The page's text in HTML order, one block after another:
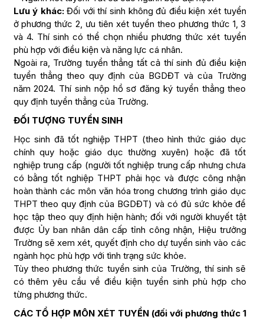
Lưu ý khác:Đối với thí sinh không đủ điều kiện xét tuyển
ở phương thức 2, ưu tiên xét tuyển theo phương thức 1, 3
và 4. Thí sinh có thể chọn nhiều phương thức xét tuyển
phù hợp với điều kiện và năng lực cá nhân.
Ngoài ra, Trường tuyển thẳng tất cả thí sinh đủ điều kiện
tuyển thẳng theo quy định của BGDĐT và của Trường
năm 2024. Thí sinh nộp hồ sơ đăng ký tuyển thẳng theo
quy định tuyển thẳng của Trường.
ĐỐI TƯỢNG TUYỂN SINH
Học sinh đã tốt nghiệp THPT (theo hình thức giáo dục
chính quy hoặc giáo dục thường xuyên) hoặc đã tốt
nghiệp trung cấp (người tốt nghiệp trung cấp nhưng chưa
có bằng tốt nghiệp THPT phải học và được công nhận
hoàn thành các môn văn hóa trong chương trình giáo dục
THPT theo quy định của BGDĐT) và có đủ sức khỏe để
học tập theo quy định hiện hành; đối với người khuyết tật
được Ủy ban nhân dân cấp tỉnh công nhận, Hiệu trưởng
Trường sẽ xem xét, quyết định cho dự tuyển sinh vào các
ngành học phù hợp với tình trạng sức khỏe.
Tùy theo phương thức tuyển sinh của Trường, thí sinh sẽ
có thêm yêu cầu về điều kiện tuyển sinh phù hợp cho
từng phương thức.
CÁC TỔ HỢP MÔN XÉT TUYỂN (đối với phương thức 1